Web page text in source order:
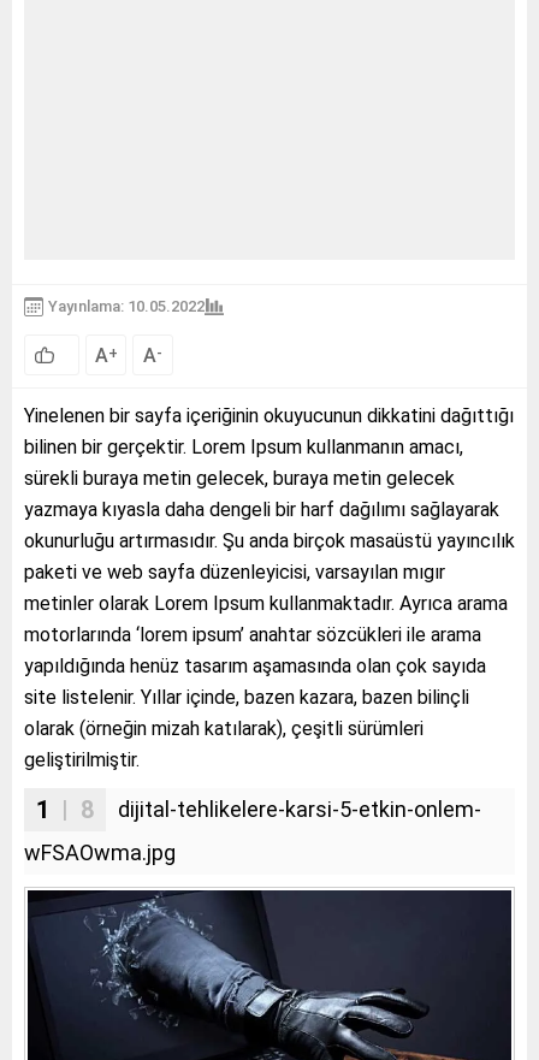
Yayınlama: 10.05.2022
A+ A-
Yinelenen bir sayfa içeriğinin okuyucunun dikkatini dağıttığı
bilinen bir gerçektir. Lorem Ipsum kullanmanın amacı,
sürekli buraya metin gelecek, buraya metin gelecek
yazmaya kıyasla daha dengeli bir harf dağılımı sağlayarak
okunurluğu artırmasıdır. Şu anda birçok masaüstü yayıncılık
paketi ve web sayfa düzenleyicisi, varsayılan mıgır
metinler olarak Lorem Ipsum kullanmaktadır. Ayrıca arama
motorlarında ‘lorem ipsum’ anahtar sözcükleri ile arama
yapıldığında henüz tasarım aşamasında olan çok sayıda
site listelenir. Yıllar içinde, bazen kazara, bazen bilinçli
olarak (örneğin mizah katılarak), çeşitli sürümleri
geliştirilmiştir.
1 | 8
dijital-tehlikelere-karsi-5-etkin-onlem-
wFSAOwma.jpg